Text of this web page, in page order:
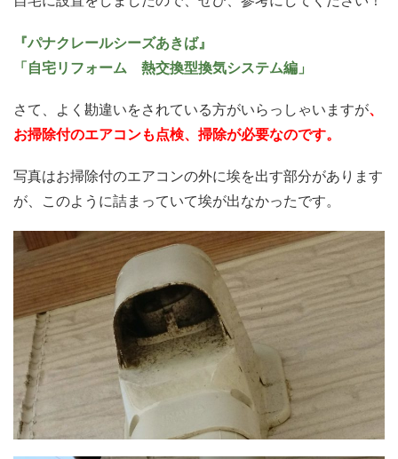
『パナクレールシーズあきば』
「自宅リフォーム 熱交換型換気システム編」
さて、よく勘違いをされている方がいらっしゃいますが、
お掃除付のエアコンも点検、掃除が必要なのです。
写真はお掃除付のエアコンの外に埃を出す部分があります
が、このように詰まっていて埃が出なかったです。